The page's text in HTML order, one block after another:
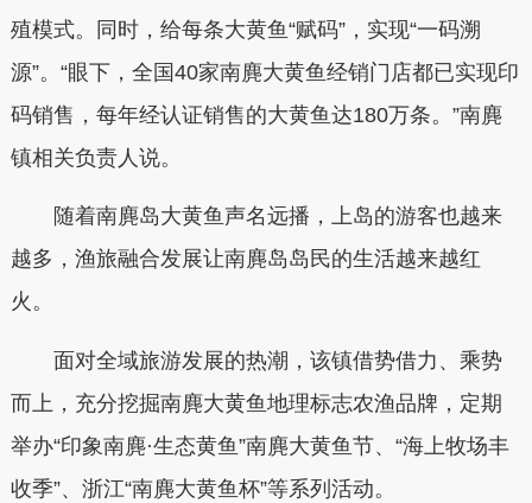
殖模式。同时，给每条大黄鱼“赋码”，实现“一码溯
源”。“眼下，全国40家南麂大黄鱼经销门店都已实现印
码销售，每年经认证销售的大黄鱼达180万条。”南麂
镇相关负责人说。
随着南麂岛大黄鱼声名远播，上岛的游客也越来
越多，渔旅融合发展让南麂岛岛民的生活越来越红
火。
面对全域旅游发展的热潮，该镇借势借力、乘势
而上，充分挖掘南麂大黄鱼地理标志农渔品牌，定期
举办“印象南麂·生态黄鱼”南麂大黄鱼节、“海上牧场丰
收季”、浙江“南麂大黄鱼杯”等系列活动。